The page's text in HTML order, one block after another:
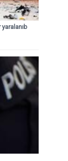
yaralanıb